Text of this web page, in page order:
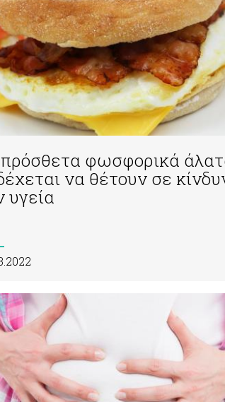
φωσφορικά
να θέτουν σε
υγεία